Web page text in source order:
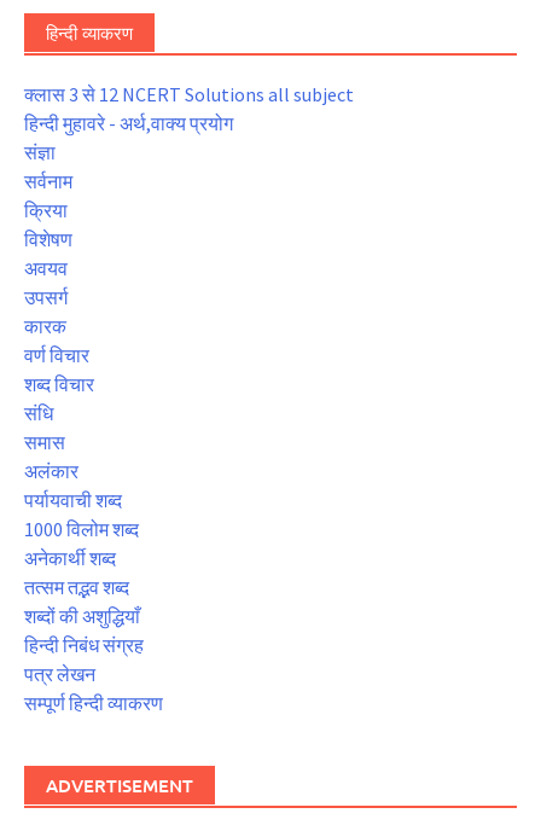
हिन्दी व्याकरण
क्लास 3 से 12 NCERT Solutions all subject
हिन्दी मुहावरे - अर्थ,वाक्य प्रयोग
संज्ञा
सर्वनाम
क्रिया
विशेषण
अवयव
उपसर्ग
कारक
वर्ण विचार
शब्द विचार
संधि
समास
अलंकार
पर्यायवाची शब्द
1000 विलोम शब्द
अनेकार्थी शब्द
तत्सम तद्भव शब्द
शब्दों की अशुद्धियाँ
हिन्दी निबंध संग्रह
पत्र लेखन
सम्पूर्ण हिन्दी व्याकरण
ADVERTISEMENT